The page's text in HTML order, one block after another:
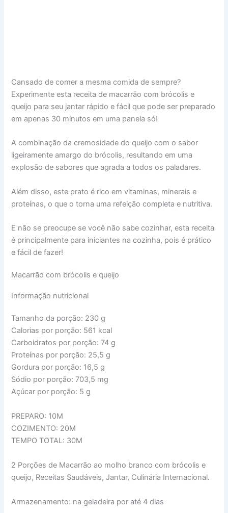
Cansado de comer a mesma comida de sempre?
Experimente esta receita de macarrão com brócolis e
queijo para seu jantar rápido e fácil que pode ser preparado
em apenas 30 minutos em uma panela só!
A combinação da cremosidade do queijo com o sabor
ligeiramente amargo do brócolis, resultando em uma
explosão de sabores que agrada a todos os paladares.
Além disso, este prato é rico em vitaminas, minerais e
proteínas, o que o torna uma refeição completa e nutritiva.
E não se preocupe se você não sabe cozinhar, esta receita
é principalmente para iniciantes na cozinha, pois é prático
e fácil de fazer!
Macarrão com brócolis e queijo
Informação nutricional
Tamanho da porção: 230 g
Calorias por porção: 561 kcal
Carboidratos por porção: 74 g
Proteínas por porção: 25,5 g
Gordura por porção: 16,5 g
Sódio por porção: 703,5 mg
Açúcar por porção: 5 g
PREPARO: 10M
COZIMENTO: 20M
TEMPO TOTAL: 30M
2 Porções de Macarrão ao molho branco com brócolis e
queijo, Receitas Saudáveis, Jantar, Culinária Internacional.
Armazenamento: na geladeira por até 4 dias